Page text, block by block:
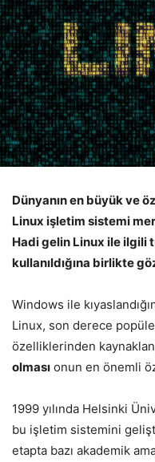
Dünyanın en büyük ve
Linux işletim sistemi
Hadi gelin Linux ile ilgili
kullanıldığına birlikte
Windows ile
Linux, son derece
özelliklerinden
olması onun en önemli
1999 yılında Helsinki
bu işletim sistemini
etapta bazı akademik